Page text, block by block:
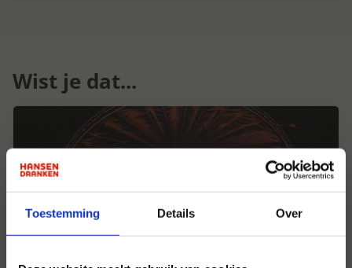
Toestemming Details Over
Wist je dat...